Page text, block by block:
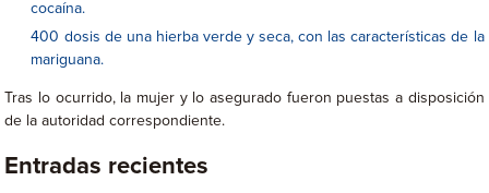
cocaína.
400 dosis de una hierba verde y seca, con las características de la
mariguana.
Tras lo ocurrido, la mujer y lo asegurado fueron puestas a disposición
de la autoridad correspondiente.
Entradas recientes